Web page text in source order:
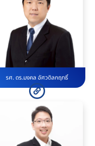
รศ. ดร.มงคล อัศวดิลกฤทธิ์